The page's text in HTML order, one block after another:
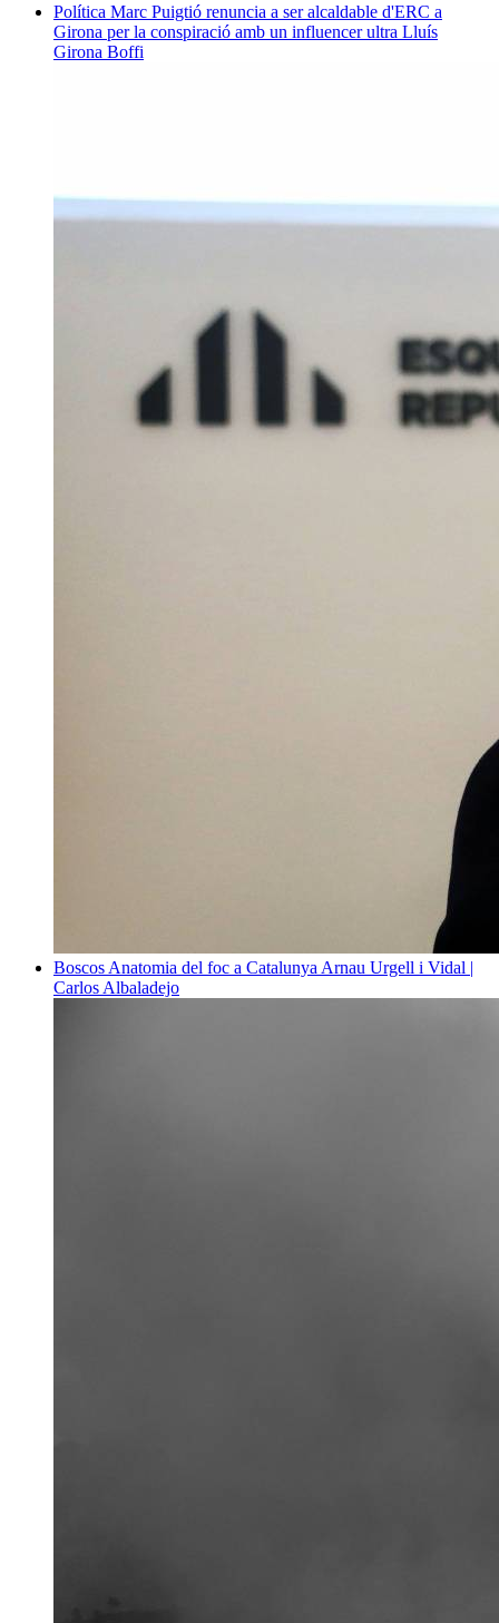
Política Marc Puigtió renuncia a ser alcaldable d'ERC a
Girona per la conspiració amb un influencer ultra Lluís
Girona Boffi
Boscos Anatomia del foc a Catalunya Arnau Urgell i Vidal |
Carlos Albaladejo